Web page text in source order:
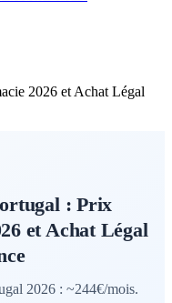
2026 et Achat Légal
: Prix
et Achat Légal
2026 : ~244€/mois.